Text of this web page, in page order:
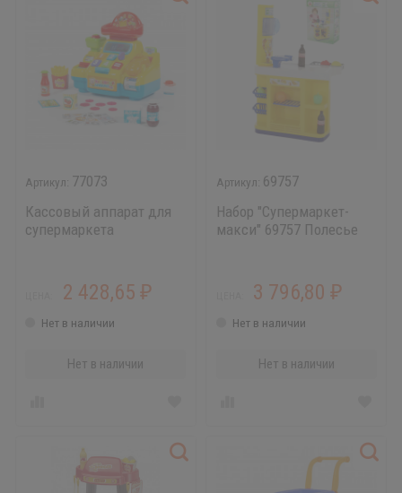
77073
Кассовый аппарат для
супермаркета
2 428,65 ₽
Нет в наличии
Нет в наличии
69757
Набор "Супермаркет-
макси" 69757 Полесье
3 796,80₽
Нет в наличии
Нет в наличии